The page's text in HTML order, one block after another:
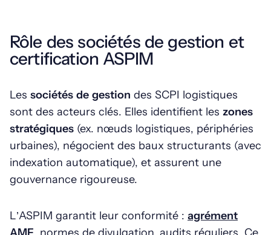
Rôle des sociétés de gestion et
certification ASPIM
Les sociétés de gestion des SCPI logistiques
sont des acteurs clés. Elles identifient les zones
stratégiques (ex. nœuds logistiques, périphéries
urbaines), négocient des baux structurants (avec
indexation automatique), et assurent une
gouvernance rigoureuse.
L’ASPIM garantit leur conformité : agrément